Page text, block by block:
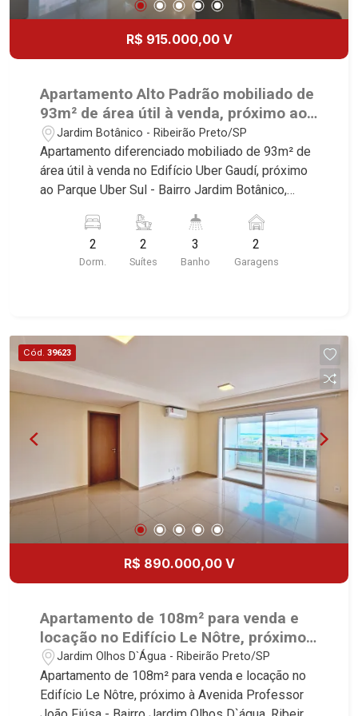
R$ 915.000,00 V
Apartamento Alto Padrão mobiliado de
93m² de área útil à venda, próximo ao
Parque Uber Sul - Ribeirão Preto/SP.
Jardim Botânico - Ribeirão Preto/SP
Apartamento diferenciado mobiliado de 93m² de
área útil à venda no Edifício Uber Gaudí, próximo
ao Parque Uber Sul - Bairro Jardim Botânico,
deste imóvel que a Martinelli Imobiliária
selecionou para você: - 93m² de área útil - 2
suítes com armários e ar-condicionado - Home -
vagas + box privativo - Fino acabamento - Alto
padrão Martinelli Imobiliária, referência no
mercado imobiliário desde 2000! Avenida João
Fiúsa, 1051 - Alto da Boa Vista | Ribeirão Preto.
2
Dorm.
2
Suítes
3
Banho
2
Garagens
Cód. 39623
R$ 890.000,00 V
Apartamento de 108m² para venda e
locação no Edifício Le Nôtre, próximo
à Avenida Professor João Fiúsa -
Ribeirão Preto/SP.
Jardim Olhos D`Água - Ribeirão Preto/SP
Apartamento de 108m² para venda e locação no
Edifício Le Nôtre, próximo à Avenida Professor